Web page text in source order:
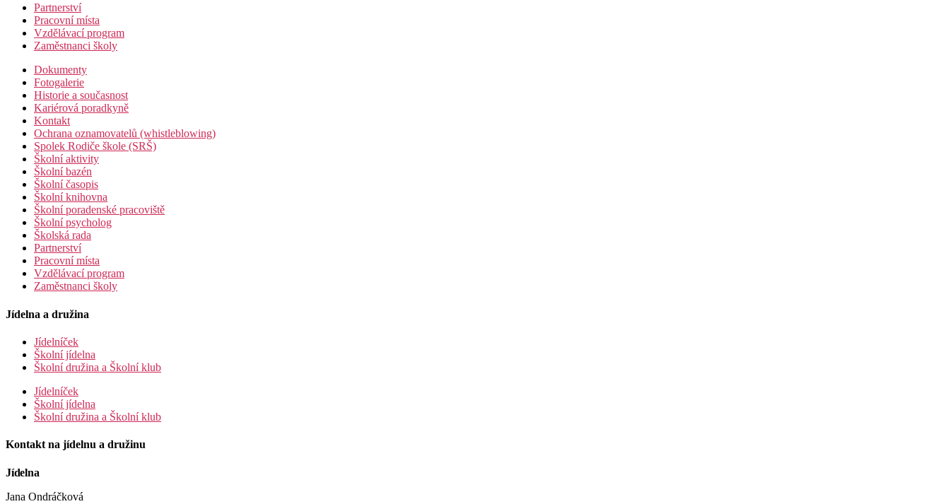
Partnerství
Pracovní místa
Vzdělávací program
Zaměstnanci školy
Dokumenty
Fotogalerie
Historie a současnost
Kariérová poradkyně
Kontakt
Ochrana oznamovatelů (whistleblowing)
Spolek Rodiče škole (SRŠ)
Školní aktivity
Školní bazén
Školní časopis
Školní knihovna
Školní poradenské pracoviště
Školní psycholog
Školská rada
Partnerství
Pracovní místa
Vzdělávací program
Zaměstnanci školy
Jídelna a družina
Jídelníček
Školní jídelna
Školní družina a Školní klub
Jídelníček
Školní jídelna
Školní družina a Školní klub
Kontakt na jídelnu a družinu
Jídelna
Jana Ondráčková